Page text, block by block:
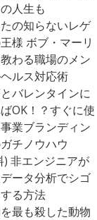
人生も
の知らないレゲ
様 ボブ・マーリ
わる職場のメン
ルス対応術
バレンタインに
OK！？すぐに使
業ブランディン
チノウハウ
) 非エンジニアが
ータ分析でシゴ
る方法
最も殺した動物